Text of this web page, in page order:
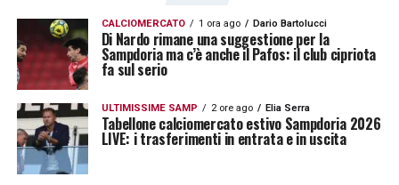
CALCIOMERCATO 1 ora ago Dario Bartolucci
Di Nardo rimane una suggestione per la
Sampdoria ma c’è anche il Pafos: il club cipriota
fa sul serio
ULTIMISSIME SAMP 2 ore ago Elia Serra
Tabellone calciomercato estivo Sampdoria 2026
LIVE: i trasferimenti in entrata e in uscita